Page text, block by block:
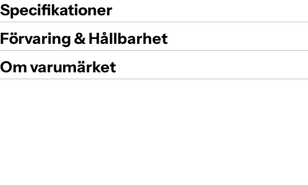
Specifikationer
Förvaring & Hållbarhet
Om varumärket